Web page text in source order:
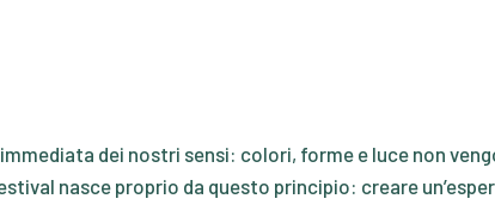
dei nostri sensi: colori, forme e luce non
nasce proprio da questo principio: creare